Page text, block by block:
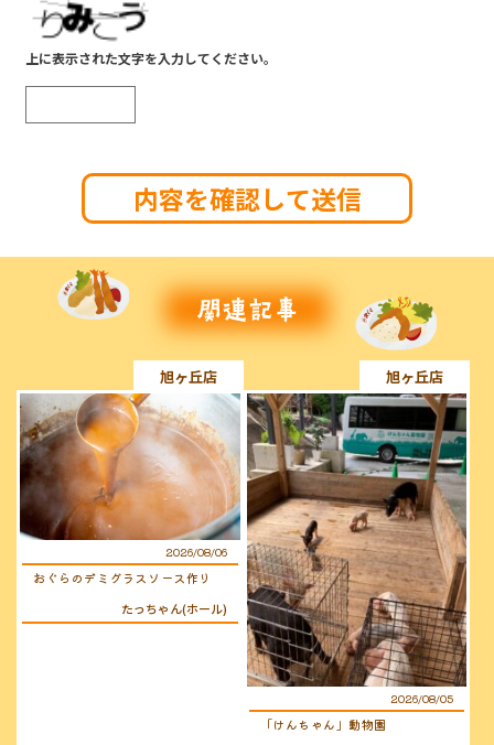
上に表示された文字を入力してください。
旭ヶ丘店
2026/08/06
おぐらのデミグラスソース作り
たっちゃん(ホール)
旭ヶ丘店
2026/08/05
「けんちゃん」動物園